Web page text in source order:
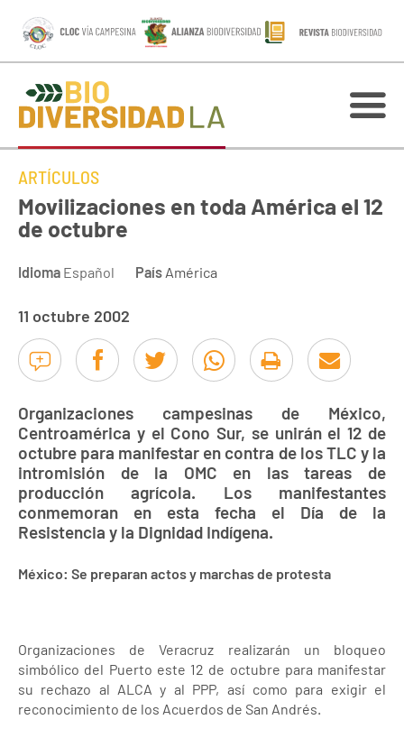
ARTÍCULOS
Movilizaciones en toda América el 12
de octubre
Idioma Español País América
11 octubre 2002
Organizaciones campesinas de México,
Centroamérica y el Cono Sur, se unirán el 12 de
octubre para manifestar en contra de los TLC y la
intromisión de la OMC en las tareas de
producción agrícola. Los manifestantes
conmemoran en esta fecha el Día de la
Resistencia y la Dignidad Indígena.
México: Se preparan actos y marchas de protesta
Organizaciones de Veracruz realizarán un bloqueo
simbólico del Puerto este 12 de octubre para manifestar
su rechazo al ALCA y al PPP, así como para exigir el
reconocimiento de los Acuerdos de San Andrés.